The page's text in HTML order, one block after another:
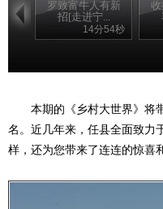
罗致富牛人有新
招[走进宁...
14分54秒
本期的《乡村大世界》将带
名。近几年来，任县全面致力
样，还为您带来了连连的惊喜